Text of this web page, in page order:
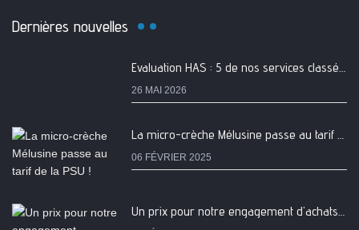
Dernières nouvelles
Evaluation HAS : 5 de nos services classés A
26 MAI 2026
La micro-crèche Mélusine passe au tarif de la PSU !
06 FÉVRIER 2025
Un prix pour notre engagement d'achats de produits locaux